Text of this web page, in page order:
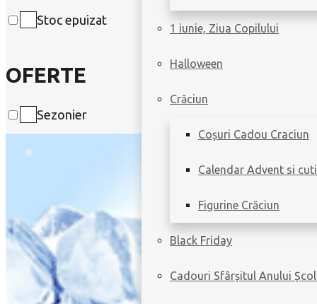
1 iunie, Ziua Copilului
Halloween
Crăciun
Coșuri Cadou Craciun
Calendar Advent si
Figurine Crăciun
Black Friday
Cadouri Sfârșitul Anului
Stoc epuizat
OFERTE
Sezonier